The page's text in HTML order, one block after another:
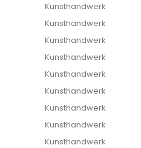
Kunsthandwerk
Kunsthandwerk
Kunsthandwerk
Kunsthandwerk
Kunsthandwerk
Kunsthandwerk
Kunsthandwerk
Kunsthandwerk
Kunsthandwerk